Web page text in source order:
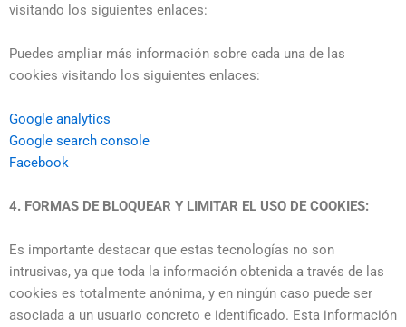
visitando los siguientes enlaces:
Puedes ampliar más información sobre cada una de las
cookies visitando los siguientes enlaces:
Google analytics
Google search console
Facebook
4. FORMAS DE BLOQUEAR Y LIMITAR EL USO DE COOKIES:
Es importante destacar que estas tecnologías no son
intrusivas, ya que toda la información obtenida a través de las
cookies es totalmente anónima, y en ningún caso puede ser
asociada a un usuario concreto e identificado. Esta información